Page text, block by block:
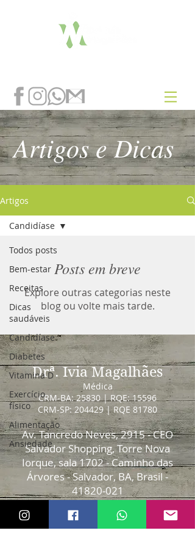
Artigos e Dicas
Artigos
Todos posts
Bem-estar
Receitas
Dicas
saudáveis
Candidíase
Diabetes
Vitamina D
Exercício
físico
Alimentação
Ansiedade
Candidíase
Posts em breve
Explore outras categorias neste
blog ou volte mais tarde.
Drª. Ivia Magalhães
Médica
CRM-BA: 25830 | RQE: 15596
CRM-SP: 204429 | RQE 81780
Av. Tancredo Neves, 2915 - CEO
Salvador Shopping, Torre Nova
Iorque, sala 1702 - Caminho das
Árvores - Salvador, BA, Brasil -
41820-021
R. Joaquim Floriano, 533 -Prédio
do Hospital Sírio Libanês - Itaim